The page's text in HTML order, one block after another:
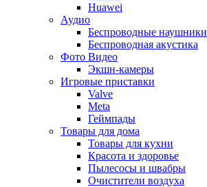
Huawei
Аудио
Беспроводные наушники
Беспроводная акустика
Фото Видео
Экшн-камеры
Игровые приставки
Valve
Meta
Геймпады
Товары для дома
Товары для кухни
Красота и здоровье
Пылесосы и швабры
Очистители воздуха